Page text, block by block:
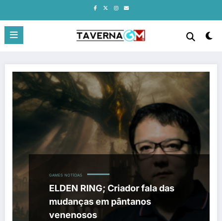
o
conteúdo
GAMES NOTÍCIAS
ELDEN RING; Criador fala das
mudanças em pântanos
venenosos